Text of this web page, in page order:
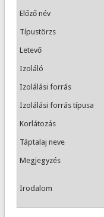
Előző név
Típustörzs
Letevő
Izoláló
Izolálási forrás
Izolálási forrás típusa
Korlátozás
Táptalaj neve
Megjegyzés
Irodalom